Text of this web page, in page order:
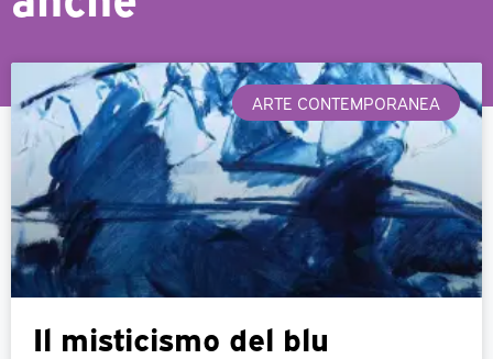
ARTE CONTEMPORANEA
Il misticismo del blu